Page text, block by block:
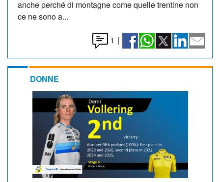
anche perché di montagne come quelle trentine non
ce ne sono a...
1 |
DONNE